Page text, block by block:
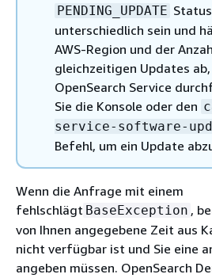
PENDING_UPDATE
unterschiedlich sein und
AWS-Region und der
gleichzeitigen Updates
OpenSearch Service
Sie die Konsole oder den
service-software-
Befehl, um ein Update
Wenn die Anfrage mit einem
fehlschlägt BaseException ,
von Ihnen angegebene Zeit aus
nicht verfügbar ist und Sie eine
angeben müssen. OpenSearch